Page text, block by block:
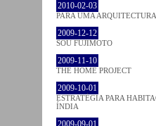
2010-02-03
PARA UMA ARQUITECTURA
2009-12-12
SOU FUJIMOTO
2009-11-10
THE HOME PROJECT
2009-10-01
ESTRATÉGIA PARA
ÍNDIA
2009-09-01